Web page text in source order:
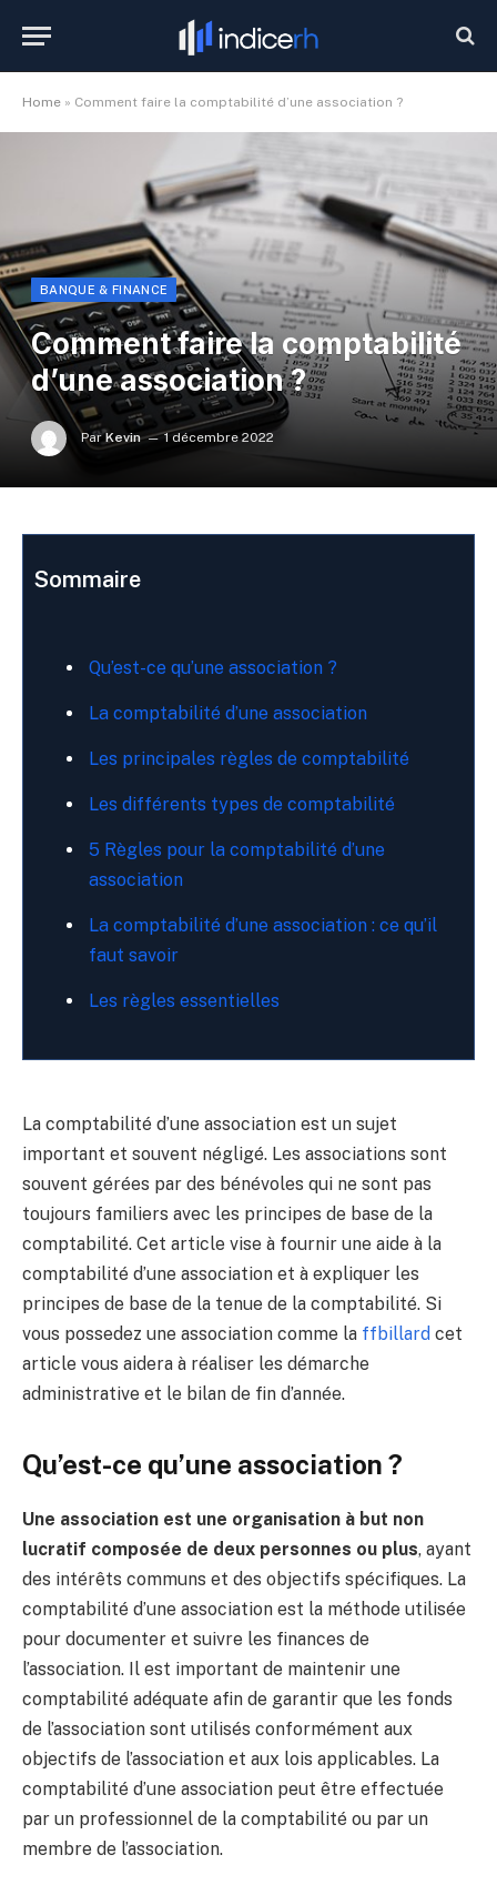
Home » Comment faire la comptabilité d’une association ?
BANQUE & FINANCE
Comment faire la comptabilité
d’une association ?
Par Kevin 1 décembre 2022
Sommaire
Qu’est-ce qu’une association ?
La comptabilité d’une association
Les principales règles de comptabilité
Les différents types de comptabilité
5 Règles pour la comptabilité d’une
association
La comptabilité d’une association : ce qu’il
faut savoir
Les règles essentielles
La comptabilité d’une association est un sujet
important et souvent négligé. Les associations sont
souvent gérées par des bénévoles qui ne sont pas
toujours familiers avec les principes de base de la
comptabilité. Cet article vise à fournir une aide à la
comptabilité d’une association et à expliquer les
principes de base de la tenue de la comptabilité. Si
vous possedez une association comme la ffbillard cet
article vous aidera à réaliser les démarche
administrative et le bilan de fin d’année.
Qu’est-ce qu’une association ?
Une association est une organisation à but non
lucratif composée de deux personnes ou plus, ayant
des intérêts communs et des objectifs spécifiques. La
comptabilité d’une association est la méthode utilisée
pour documenter et suivre les finances de
l’association. Il est important de maintenir une
comptabilité adéquate afin de garantir que les fonds
de l’association sont utilisés conformément aux
objectifs de l’association et aux lois applicables. La
comptabilité d’une association peut être effectuée
par un professionnel de la comptabilité ou par un
membre de l’association.